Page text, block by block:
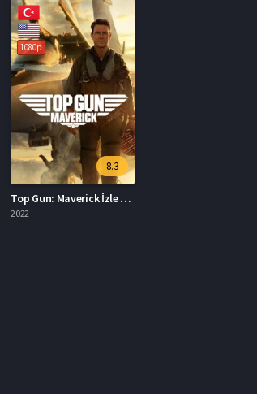
1080p
8.3
Top Gun: Maverick İzle 2022
2022